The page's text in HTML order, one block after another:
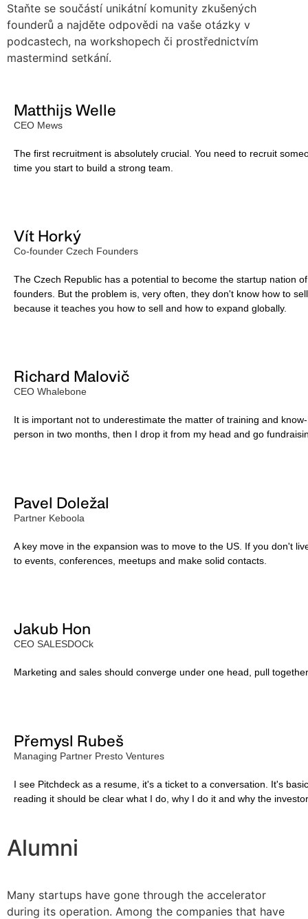
Staňte se součástí unikátní komunity zkušených
founderů a najděte odpovědi na vaše otázky v
podcastech, na workshopech či prostřednictvím
mastermind setkání.
Matthijs Welle
CEO Mews
The first recruitment is absolutely crucial. You need to recruit
time you start to build a strong team.
Vít Horký
Co-founder Czech Founders
The Czech Republic has a potential to become the startup nation
founders. But the problem is, very often, they don't know how to
because it teaches you how to sell and how to expand globally.
Richard Malovič
CEO Whalebone
It is important not to underestimate the matter of training and
person in two months, then I drop it from my head and go
Pavel Doležal
Partner Keboola
A key move in the expansion was to move to the US. If you don't
to events, conferences, meetups and make solid contacts.
Jakub Hon
CEO SALESDOCk
Marketing and sales should converge under one head, pull
Přemysl Rubeš
Managing Partner Presto Ventures
I see Pitchdeck as a resume, it's a ticket to a conversation. It's
reading it should be clear what I do, why I do it and why the
Alumni
Many startups have gone through the accelerator
during its operation. Among the companies that have